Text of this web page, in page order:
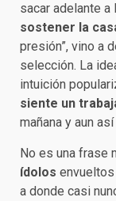
sacar adelante
sostener la
presión”, vino a
selección. La
intuición
siente un
mañana y aun así
No es una frase
ídolos envueltos
a donde casi